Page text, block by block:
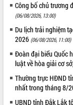
Khởi động Dự án Đầu tư
tầng kỹ thuật Cụm công
Tiến
Gặp mặt các cơ quan
niệm 101 năm Ngày Báo
mạng Việt Nam
Đắk Lắk sơ kết 4 năm
hiện Đề án 06 của Chính
Công bố chủ trương
(06/08/2026, 13:00)
Du lịch trải nghiệm
2026 (06/08/2026, 11:00)
Đoàn đại biểu Quốc
luật về hòa giải cơ
Thường trực HĐND
nhất trong tháng 8/
UBND tỉnh Đắk Lắk